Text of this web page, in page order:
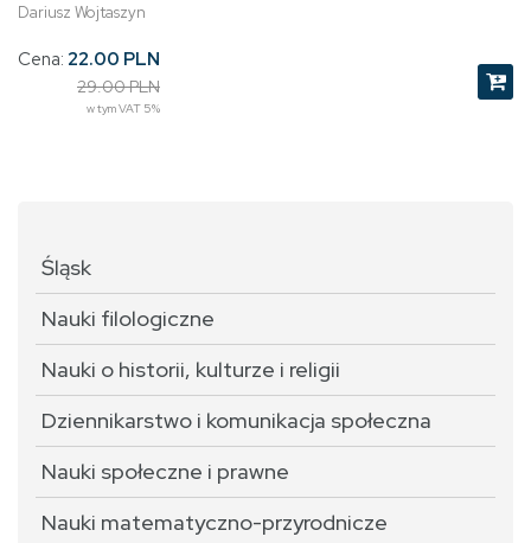
Dariusz Wojtaszyn
Cena: 22.00 PLN
29.00 PLN
w tym VAT 5%
Śląsk
Nauki filologiczne
Nauki o historii, kulturze i religii
Dziennikarstwo i komunikacja społeczna
Nauki społeczne i prawne
Nauki matematyczno-przyrodnicze